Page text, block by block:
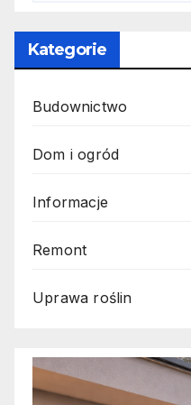
Kategorie
Budownictwo
Dom i ogród
Informacje
Remont
Uprawa roślin